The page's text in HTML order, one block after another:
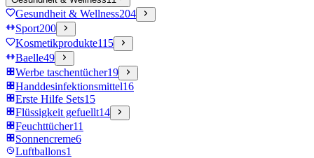
Gesundheit & Wellness204
Sport200
Kosmetikprodukte115
Baelle49
Werbe taschentücher19
Handdesinfektionsmittel16
Erste Hilfe Sets15
Flüssigkeit gefuellt14
Feuchttücher11
Sonnencreme6
Luftballons1